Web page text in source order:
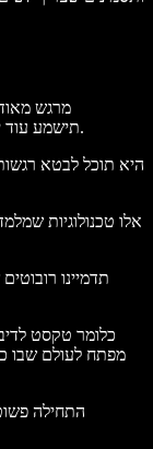
שהטכנולוגיה משתפרת, TTS תישמע עוד יותר כמו אדם אמיתי.
היא תוכל לבטא
אלו טכנולוגיות
תדמיינו
מפתח לעולם שבו